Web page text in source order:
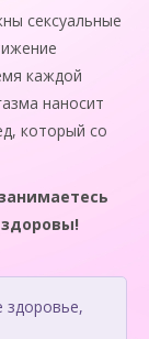
сексуальные
каждой
наносит
который со
здоровье,